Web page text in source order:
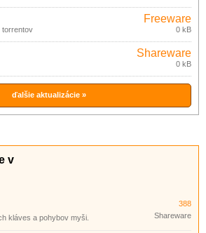
torrentov
Freeware
0 kB
Shareware
0 kB
ďalšie aktualizácie »
v
kláves a pohybov myši.
388
Shareware